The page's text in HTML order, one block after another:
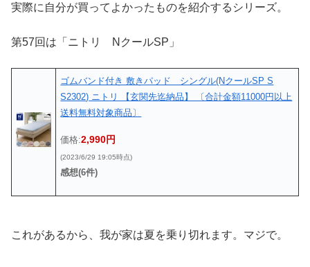
実際に自分が買ってよかったものを紹介するシリーズ。
第57回は「ニトリ NクールSP」
ゴムバンド付き 敷きパッド シングル(NクールSP S
S2302) ニトリ 【玄関先迄納品】 〔合計金額11000円以上
送料無料対象商品〕
価格:2,990円
(2023/6/29 19:05時点)
感想(6件)
これがあるから、我が家は夏を乗り切れます。マジで。